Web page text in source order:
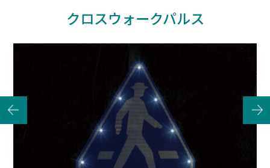
クロスウォークパルス